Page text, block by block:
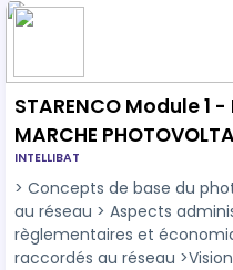
STARENCO Module 1 -
MARCHE
INTELLIBAT
> Concepts de base du
au réseau > Aspects
règlementaires et
raccordés au réseau